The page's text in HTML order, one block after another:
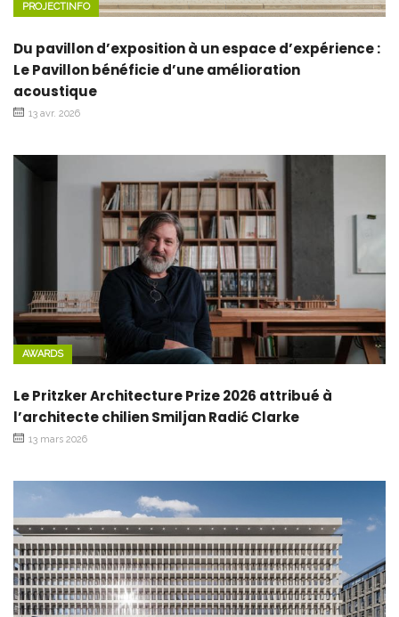
PROJECTINFO
Du pavillon d’exposition à un espace d’expérience :
Le Pavillon bénéficie d’une amélioration
acoustique
13 avr. 2026
AWARDS
Le Pritzker Architecture Prize 2026 attribué à
l’architecte chilien Smiljan Radić Clarke
13 mars 2026